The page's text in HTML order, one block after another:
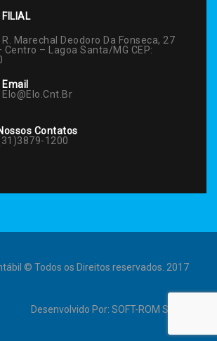
FILIAL
R. Marechal Deodoro Da Fonseca, 27
Centro – Lagoa Santa/MG CEP:
Email
Elo@elo.cnt.br
Contatos
1200
© Todos os Direitos reservados. 2017
Desenvolvido Por: SOFT-ROM Sistemas